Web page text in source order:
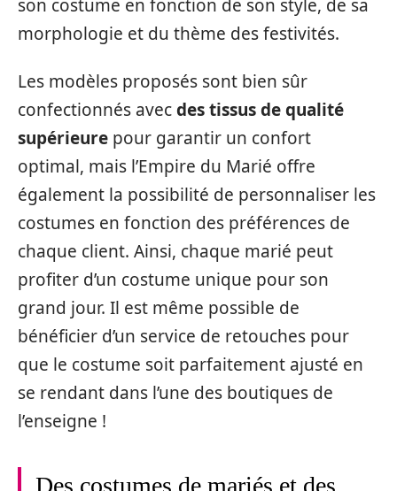
son costume en fonction de son style, de sa
morphologie et du thème des festivités.
Les modèles proposés sont bien sûr
confectionnés avecdes tissus de qualité
supérieure pour garantir un confort
optimal, mais l’Empire du Marié offre
également la possibilité de personnaliser les
costumes en fonction des préférences de
chaque client. Ainsi, chaque marié peut
profiter d’un costume unique pour son
grand jour. Il est même possible de
bénéficier d’un service de retouches pour
que le costume soit parfaitement ajusté en
se rendant dans l’une des boutiques de
l’enseigne !